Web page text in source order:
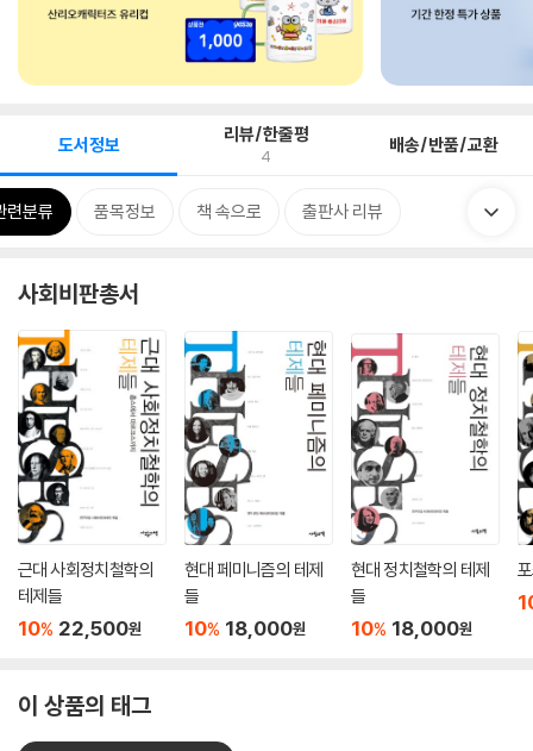
도서정보 리뷰/한줄평
4 배송/반품/교환
련분류 품목정보 책 속으로 출판사 리뷰
사회비판총서
근대 사회정치철학의
테제들
10% 22,500원
현대 페미니즘의 테제
들
10% 18,000원
현대 정치철학의 테제
들
10% 18,000원
이 상품의 태그